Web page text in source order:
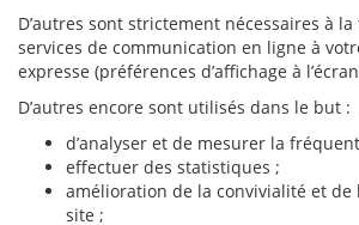
D’autres sont strictement nécessaires à
services de communication en ligne à
expresse (préférences d’affichage à
D’autres encore sont utilisés dans le but :
d’analyser et de mesurer la
effectuer des statistiques ;
amélioration de la convivialité et de
site ;